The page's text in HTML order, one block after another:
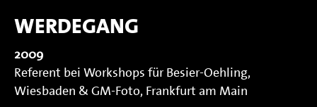
WERDEGANG
2009
Referent bei Workshops für Besier-Oehling,
Wiesbaden & GM-Foto, Frankfurt am Main